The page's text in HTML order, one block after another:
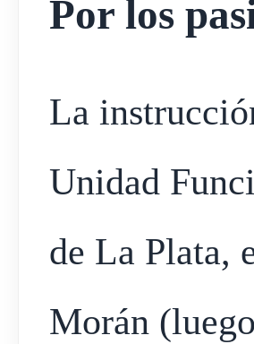
Por los
La
Unidad
de La Plata,
Morán